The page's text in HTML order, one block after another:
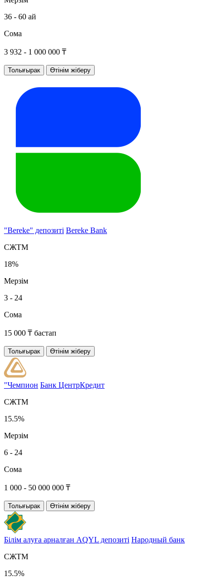
36 - 60 ай
Сома
3 932 - 1 000 000 ₸
Толығырак Өтінім жіберу
"Bereke" депозиті Bereke Bank
СЖТМ
18%
Мерзім
3 - 24
Сома
15 000 ₸ бастап
Толығырак Өтінім жіберу
"Чемпион Банк ЦентрКредит
СЖТМ
15.5%
Мерзім
6 - 24
Сома
1 000 - 50 000 000 ₸
Толығырак Өтінім жіберу
Білім алуға арналған AQYL депозиті Народный банк
СЖТМ
15.5%